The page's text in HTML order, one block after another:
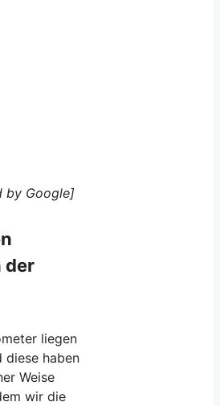
by Google]
der
liegen
diese haben
Weise
wir die